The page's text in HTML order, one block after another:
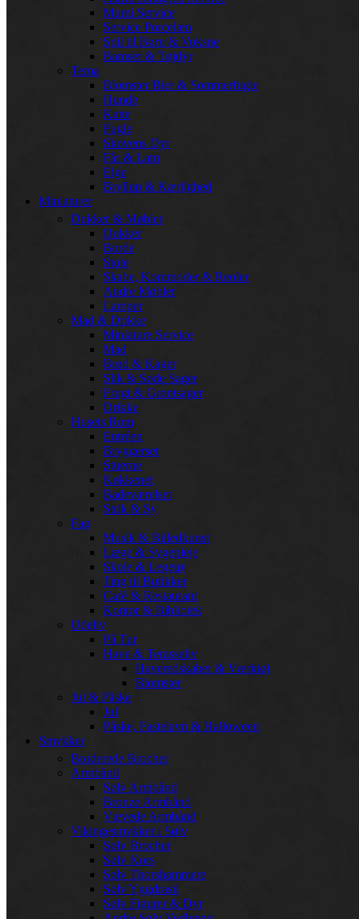
Mumi Service
Service Porcelæn
Spil til Børn & Voksne
Bamser & Tøjdyr
Tema
Blomster Bier & Sommerfugle
Hunde
Katte
Fugle
Skovens Dyr
Får & Lam
Elge
Bryllup & Kærlighed
Miniaturer
Dukker & Møbler
Dukker
Borde
Stole
Skabe, Kommoder & Reoler
Andre Møbler
Lamper
Mad & Drikke
Miniature Service
Mad
Brød & Kager
Slik & Søde Sager
Frugt & Grøntsager
Drikke
Husets Rum
Entréen
Bryggerset
Stuerne
Køkkenet
Badeværelset
Strik & Sy
Fag
Musik & Billedkunst
Læge & Sygepleje
Skole & Legetøj
Ting til Butikker
Café & Restaurant
Kontor & Bibliotek
Udeliv
På Tur
Have & Terasseliv
Haveredskaber & Værktøj
Blomster
Jul & Påske
Jul
Påske, Fastelavn & Halloween
Smykker
Broderede Brocher
Armbånd
Sølv Armbånd
Bronze Armbånd
Vævede Armbånd
Vikingesmykker i Sølv
Sølv Brocher
Sølv Kors
Sølv Thorshammere
Sølv Yggdrasil
Sølv Figurer & Dyr